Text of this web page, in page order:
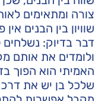
צורה ומתאימים
שוויון בין הבנים
דבר בדיוק:
ולומדים את אותם
האמיתי הוא הפוך
שלכל בן יש את